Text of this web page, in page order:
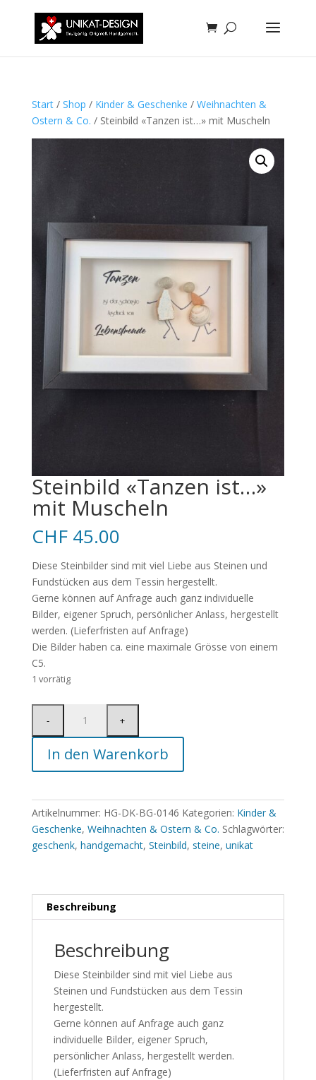
Start/ Shop / Kinder & Geschenke / Weihnachten &
Ostern & Co. / Steinbild «Tanzen ist…» mit Muscheln
Steinbild «Tanzen ist…»
mit Muscheln
CHF45.00
Diese Steinbilder sind mit viel Liebe aus Steinen und
Fundstücken aus dem Tessin hergestellt.
Gerne können auf Anfrage auch ganz individuelle
Bilder, eigener Spruch, persönlicher Anlass, hergestellt
werden. (Lieferfristen auf Anfrage)
Die Bilder haben ca. eine maximale Grösse von einem
C5.
1 vorrätig
In den Warenkorb
Artikelnummer: HG-DK-BG-0146 Kategorien: Kinder &
Geschenke, Weihnachten & Ostern & Co. Schlagwörter:
geschenk, handgemacht, Steinbild, steine, unikat
Beschreibung
Beschreibung
Diese Steinbilder sind mit viel Liebe aus
Steinen und Fundstücken aus dem Tessin
hergestellt.
Gerne können auf Anfrage auch ganz
individuelle Bilder, eigener Spruch,
persönlicher Anlass, hergestellt werden.
(Lieferfristen auf Anfrage)